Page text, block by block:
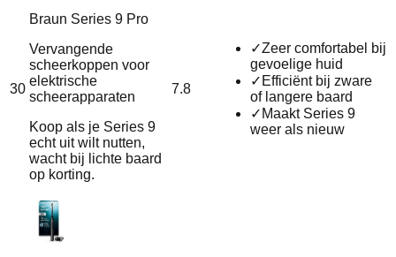
30
Braun Series 9 Pro
Vervangende
scheerkoppen voor
elektrische
scheerapparaten
Koop als je Series 9
echt uit wilt nutten,
wacht bij lichte baard
op korting.
7.8
✓Zeer comfortabel bij
gevoelige huid
✓ Efficiënt bij zware
of langere baard
✓ Maakt Series 9
weer als nieuw